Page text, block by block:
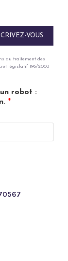
au traitement des
législatif 196/2003
robot :
*
VOUS